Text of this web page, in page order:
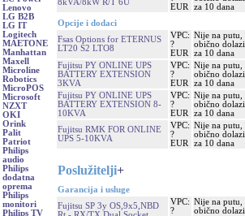
Lenovo
LG B2B
LG IT
Logitech
MAETONE
Manhattan
Maxell
Microline
Robotics
MicroPOS
Microsoft
NZXT
OKI
Orink
Palit
Patriot
Philips
audio
Philips
dodatna
oprema
Philips
monitori
Philips TV
EUR
za 10 dana
Opcije i dodaci
Fsas Options for ETERNUS
LT20 S2 LTO8
VPC:
?
EUR
Nije na putu,
obično dolazi
za 10 dana
Fujitsu PY ONLINE UPS
BATTERY EXTENSION
3KVA
VPC:
?
EUR
Nije na putu,
obično dolazi
za 10 dana
Fujitsu PY ONLINE UPS
BATTERY EXTENSION 8-
10KVA
VPC:
?
EUR
Nije na putu,
obično dolazi
za 10 dana
Fujitsu RMK FOR ONLINE
UPS 5-10KVA
VPC:
?
EUR
Nije na putu,
obično dolazi
za 10 dana
Poslužitelji+
Garancija i usluge
Fujitsu SP 3y OS,9x5,NBD
VPC:
?
Nije na putu,
obično dolazi